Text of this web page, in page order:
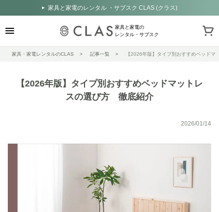
家具と家電のレンタル ・サブスク CLAS (クラス)
家具と家電の
レンタル・サブスク
家具・家電レンタルのCLAS 記事一覧 【2026年版】タイプ別おすすめベッド
【2026年版】タイプ別おすすめベッドマットレ
スの選び方 徹底紹介
2026/01/14